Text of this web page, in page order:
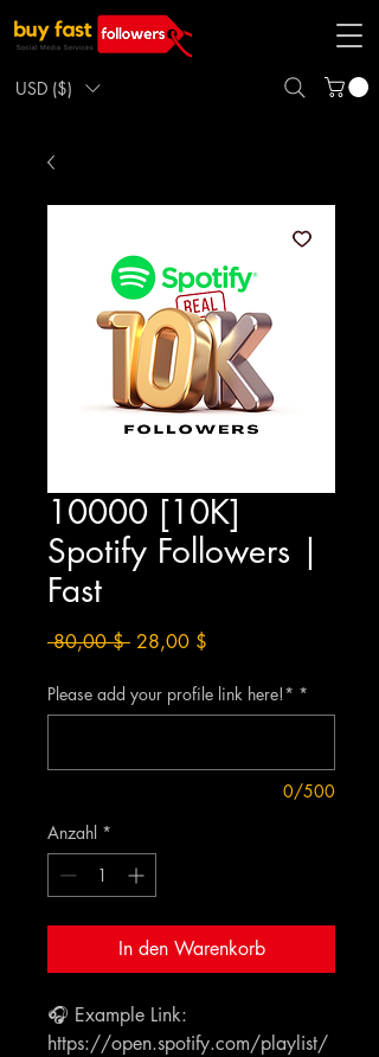
USD ($)
10000 [10K]
Spotify Followers |
Fast
80,00 $ Standardpreis
28,00 $
Please add your profile link here!* *
0/500
Anzahl *
In den Warenkorb
🎧 Example Link:
https://open.spotify.com/playlist/